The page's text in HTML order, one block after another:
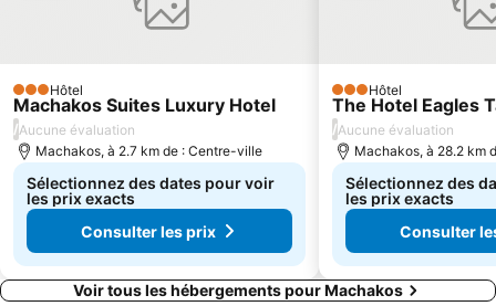
3 Étoiles
Hôtel
Machakos Suites Luxury Hotel
/Aucune évaluation
Machakos, à 2.7 km de : Centre-ville
Sélectionnez des dates pour voir
les prix exacts
Consulter les prix
3 Étoiles
Hôtel
The Hotel Eagles
/Aucune évaluation
Machakos, à 28.2 km
Sélectionnez des
les prix exacts
Consulter
Voir tous les hébergements pour Machakos